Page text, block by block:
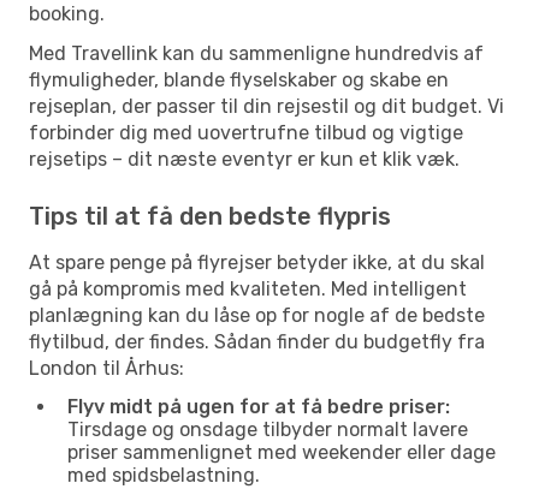
booking.
Med Travellink kan du sammenligne hundredvis af
flymuligheder, blande flyselskaber og skabe en
rejseplan, der passer til din rejsestil og dit budget. Vi
forbinder dig med uovertrufne tilbud og vigtige
rejsetips – dit næste eventyr er kun et klik væk.
Tips til at få den bedste flypris
At spare penge på flyrejser betyder ikke, at du skal
gå på kompromis med kvaliteten. Med intelligent
planlægning kan du låse op for nogle af de bedste
flytilbud, der findes. Sådan finder du budgetfly fra
London til Århus:
Flyv midt på ugen for at få bedre priser:
Tirsdage og onsdage tilbyder normalt lavere
priser sammenlignet med weekender eller dage
med spidsbelastning.